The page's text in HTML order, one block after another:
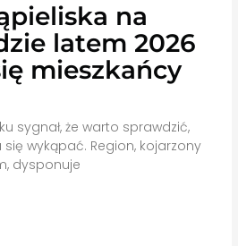
na
latem 2026
mieszkańcy
sygnał, że warto sprawdzić,
wykąpać. Region, kojarzony
dysponuje